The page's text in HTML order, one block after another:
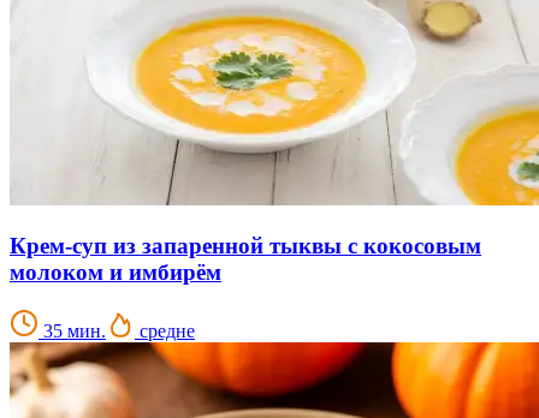
Крем-суп из запаренной тыквы с кокосовым
молоком и имбирём
35 мин. средне